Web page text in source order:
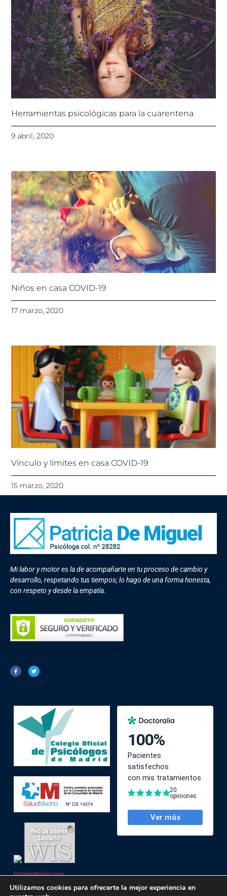
Herramientas psicológicas para la cuarentena
9 abril, 2020
Niños en casa COVID-19
17 marzo, 2020
Vínculo y límites en casa COVID-19
15 marzo, 2020
Mi labor y motor es la de acompañarte en tu proceso de cambio y
desarrollo, respetando tus tiempos; lo hago de una forma honesta,
con respeto y desde la empatía.
PortalesMedicos.com
Utilizamos cookies para ofrecerte la mejor experiencia en